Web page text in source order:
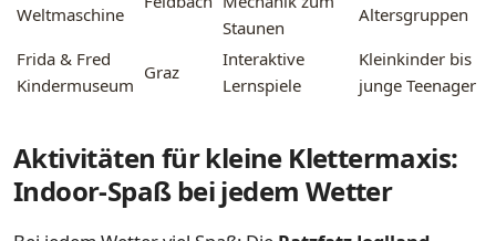
Weltmaschine
Staunen
Altersgruppen
Frida & Fred
Kindermuseum
Graz
Interaktive
Lernspiele
Kleinkinder bis
junge Teenager
Aktivitäten für kleine Klettermaxis:
Indoor-Spaß bei jedem Wetter